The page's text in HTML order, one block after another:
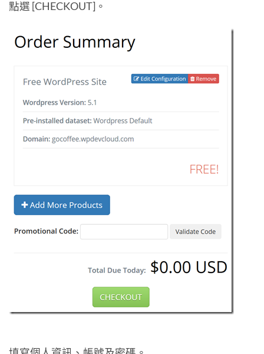
點選 [CHECKOUT]。